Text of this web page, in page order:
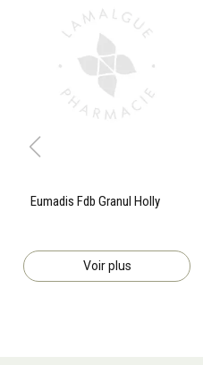
Eumadis Fdb Granul Holly
Voir plus